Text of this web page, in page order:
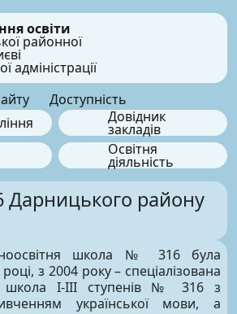
освіти
районної
адміністрації
Доступність
Довідник
закладів
Освітня
діяльність
Дарницького району
школа № 316 була
з 2004 року – спеціалізована
школа І-ІІІ ступенів № 316 з
української мови, а